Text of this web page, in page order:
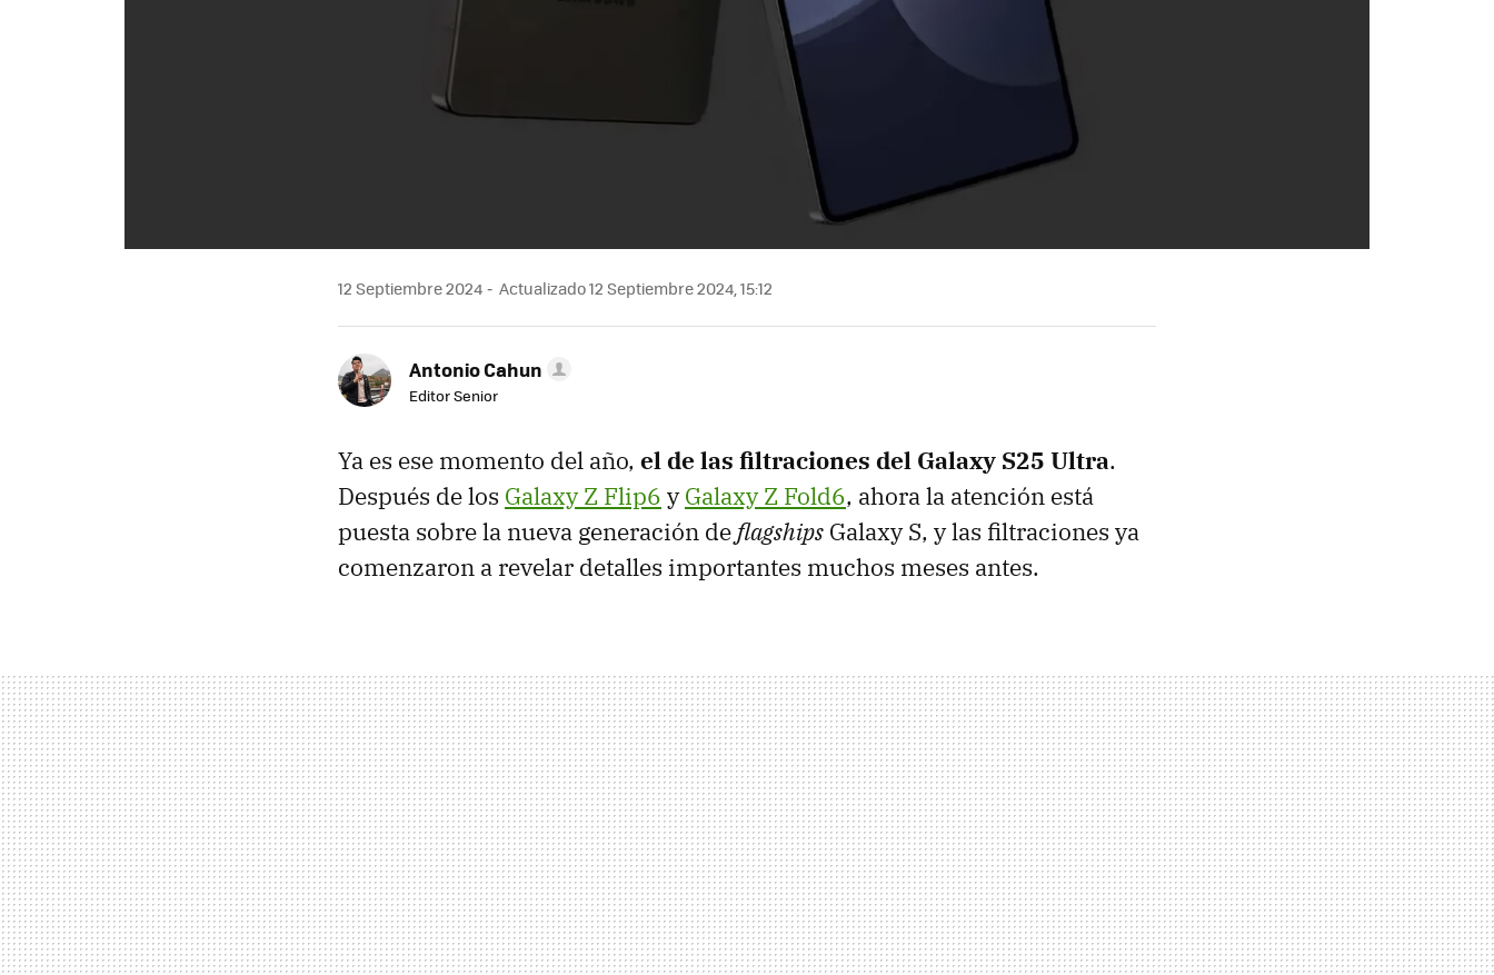
12 Septiembre 2024 Actualizado 12 Septiembre 2024, 15:12
Antonio Cahun
Editor Senior
Ya es ese momento del año, el de las filtraciones del Galaxy S25 Ultra.
Después de los Galaxy Z Flip6 yGalaxy Z Fold6, ahora la atención está
puesta sobre la nueva generación deflagships Galaxy S, y las filtraciones ya
comenzaron a revelar detalles importantes muchos meses antes.